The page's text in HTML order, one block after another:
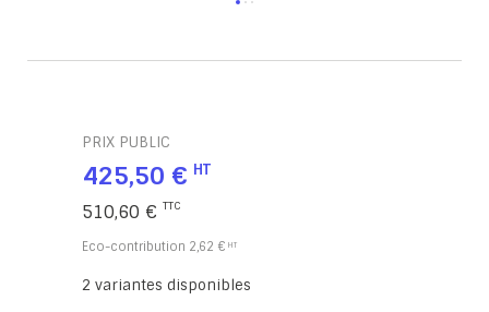
PRIX PUBLIC
425,50 €
510,60 €
Eco-contribution 2,62 €
2 variantes disponibles